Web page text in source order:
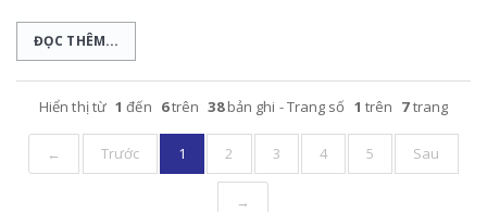
ĐỌC THÊM...
Hiển thị từ 1 đến 6trên 38bản ghi - Trang số 1 trên 7trang
← Trước 1 2 3 4 5 Sau
→